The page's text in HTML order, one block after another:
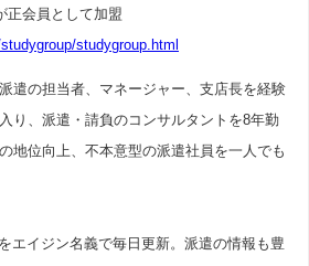
正会員として加盟
studygroup.html
遣の担当者、マネージャー、支店長を経験
り、派遣・請負のコンサルタントを8年勤
地位向上、不本意型の派遣社員を一人でも
エイジン名義で毎日更新。派遣の情報も豊